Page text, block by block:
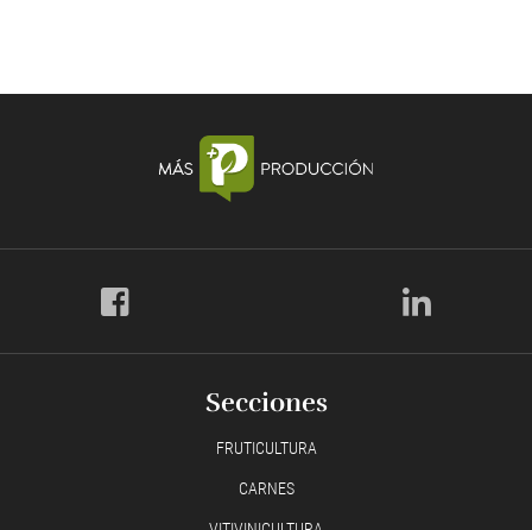
Secciones
FRUTICULTURA
CARNES